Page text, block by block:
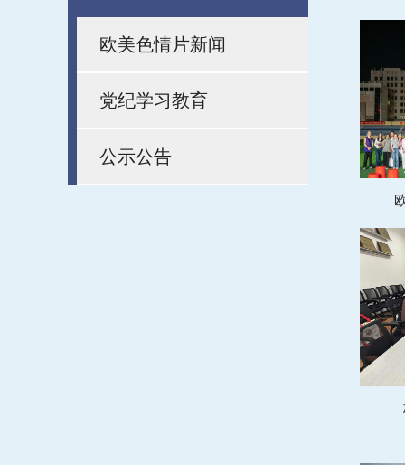
欧美色情片新闻
党纪学习教育
公示公告